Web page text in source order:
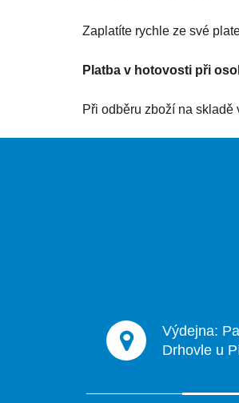
Zaplatíte rychle ze své
Platba v hotovosti při
Při odběru zboží na
Výdejna:
Drhovle u